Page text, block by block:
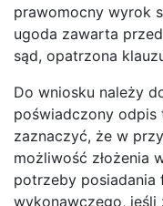
prawomocny wyrok
ugoda zawarta
sąd, opatrzona
Do wniosku należy
poświadczony odpis
zaznaczyć, że w
możliwość złożenia
potrzeby posiadania
wykonawczego, jeśli